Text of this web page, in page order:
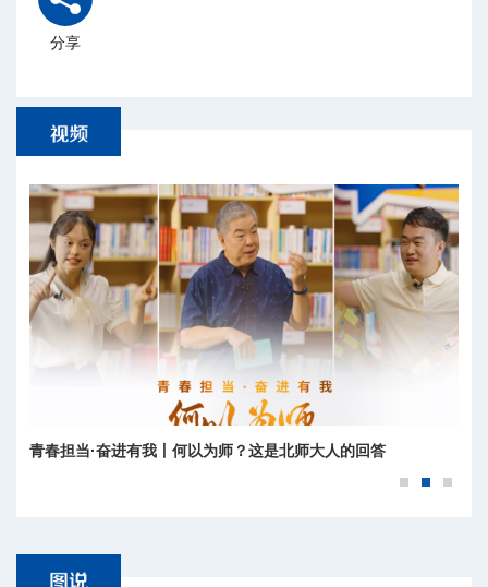
分享
青春担当·奋进有我丨何以为师？这是北师大人的回答